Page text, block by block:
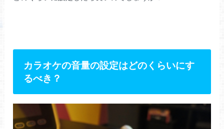
カラオケの音量の設定はどのくらいにす
るべき？